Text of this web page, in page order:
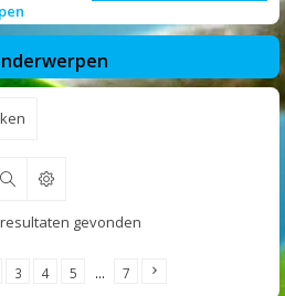
Zoek
resultaten gevonden
3 4 5 … 7